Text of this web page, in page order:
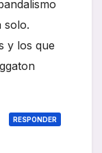
solo.
y los que
RESPONDER